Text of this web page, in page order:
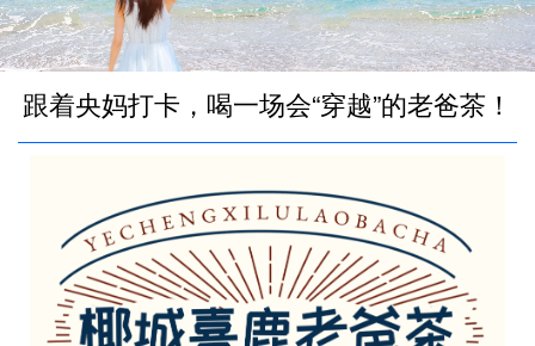
跟着央妈打卡，喝一场会“穿越”的老爸茶！